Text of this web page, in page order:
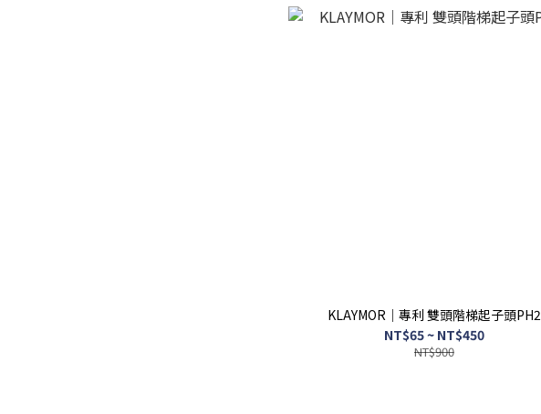
KLAYMOR｜專利 雙頭階梯起子頭PH2
NT$65 ~ NT$450
NT$900